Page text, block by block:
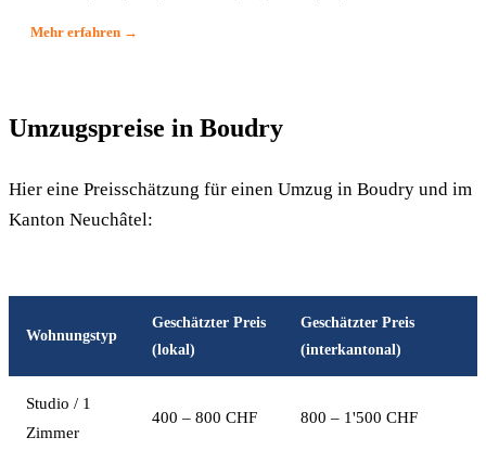
Mehr erfahren →
Umzugspreise in Boudry
Hier eine Preisschätzung für einen Umzug in Boudry und im
Kanton Neuchâtel:
Wohnungstyp
Geschätzter Preis
(lokal)
Geschätzter Preis
(interkantonal)
Studio / 1
Zimmer
400 – 800 CHF 800 – 1'500 CHF